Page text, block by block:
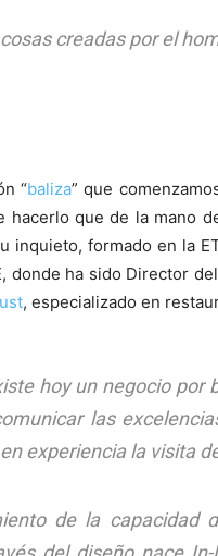
creadas por el
“baliza” que
que de la mano
inquieto, formado en la
donde ha sido Director
, especializado en
hoy un negocio por
las
experiencia la visita
de la capacidad